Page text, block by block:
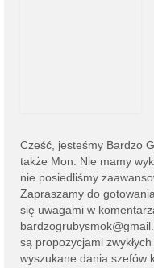
Cześć, jesteśmy Bardzo
także Mon. Nie mamy
nie posiedliśmy
Zapraszamy do
się uwagami w
są propozycjami
wyszukane dania szefów